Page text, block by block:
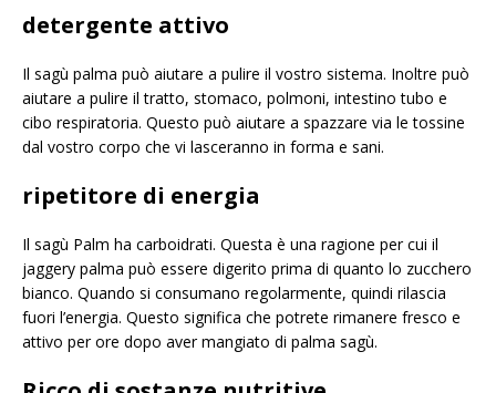
detergente attivo
Il sagù palma può aiutare a pulire il vostro sistema. Inoltre può
aiutare a pulire il tratto, stomaco, polmoni, intestino tubo e
cibo respiratoria. Questo può aiutare a spazzare via le tossine
dal vostro corpo che vi lasceranno in forma e sani.
ripetitore di energia
Il sagù Palm ha carboidrati. Questa è una ragione per cui il
jaggery palma può essere digerito prima di quanto lo zucchero
bianco. Quando si consumano regolarmente, quindi rilascia
fuori l’energia. Questo significa che potrete rimanere fresco e
attivo per ore dopo aver mangiato di palma sagù.